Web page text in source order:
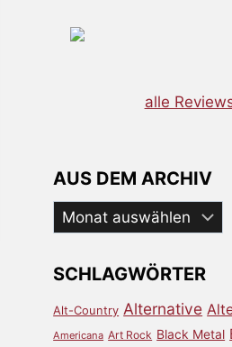
alle
AUS DEM ARCHIV
Aus
dem
SCHLAGWÖRTER
Alt-Country Alternative
Americana Art Rock Black Metal